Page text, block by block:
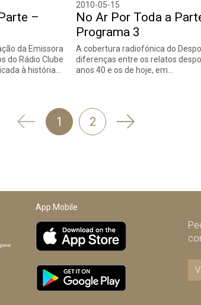
–
da Emissora
do Rádio Clube
à história…
2010-05-15
No Ar Por Toda a
Programa 3
A cobertura radiofónica do
diferenças entre os relatos
anos 40 e os de hoje, em…
'
1 2 Seguinte
App Mobile